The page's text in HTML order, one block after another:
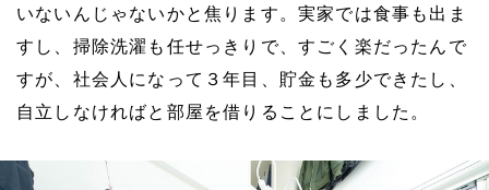
いないんじゃないかと焦ります。 実家では食事も出ま
すし、掃除洗濯も任せっきりで、すごく楽だったんで
すが、社会人になって３年目、貯金も多少できたし、
自立しなければと部屋を借りることにしました。